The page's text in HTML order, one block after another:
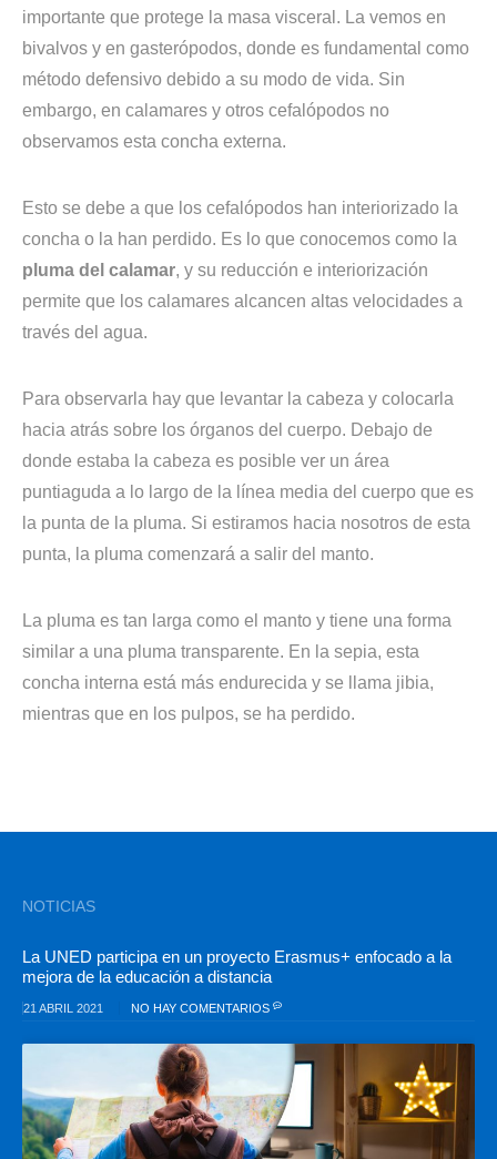
importante que protege la masa visceral. La vemos en
bivalvos y en gasterópodos, donde es fundamental como
método defensivo debido a su modo de vida. Sin
embargo, en calamares y otros cefalópodos no
observamos esta concha externa.
Esto se debe a que los cefalópodos han interiorizado la
concha o la han perdido. Es lo que conocemos como la
pluma del calamar, y su reducción e interiorización
permite que los calamares alcancen altas velocidades a
través del agua.
Para observarla hay que levantar la cabeza y colocarla
hacia atrás sobre los órganos del cuerpo. Debajo de
donde estaba la cabeza es posible ver un área
puntiaguda a lo largo de la línea media del cuerpo que es
la punta de la pluma. Si estiramos hacia nosotros de esta
punta, la pluma comenzará a salir del manto.
La pluma es tan larga como el manto y tiene una forma
similar a una pluma transparente. En la sepia, esta
concha interna está más endurecida y se llama jibia,
mientras que en los pulpos, se ha perdido.
NOTICIAS
La UNED participa en un proyecto Erasmus+ enfocado a la
mejora de la educación a distancia
21 ABRIL 2021 NO HAY COMENTARIOS